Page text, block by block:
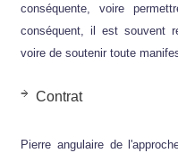
conséquente, voire
conséquent, il est souvent
voire de soutenir toute
Contrat
Pierre angulaire de